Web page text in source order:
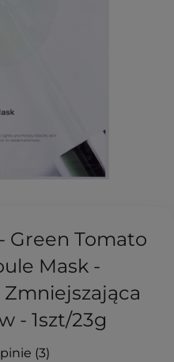
Green Tomato
Mask -
Zmniejszająca
- 1szt/23g
3